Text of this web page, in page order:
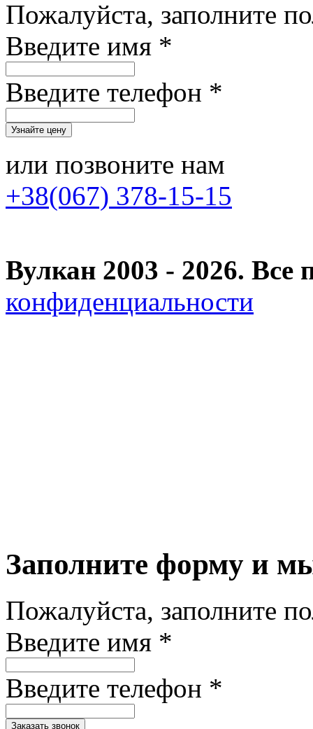
Пожалуйста, заполните
Введите имя *
Введите телефон *
или позвоните нам
+38(067) 378-15-15
Вулкан 2003 - 2026.
конфиденциальности
Заполните форму и
Пожалуйста, заполните
Введите имя *
Введите телефон *